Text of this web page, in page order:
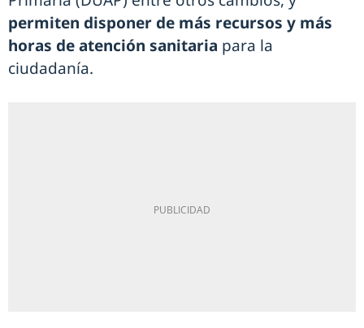
permiten disponer de más recursos y más
horas de atención sanitaria para la
ciudadanía.